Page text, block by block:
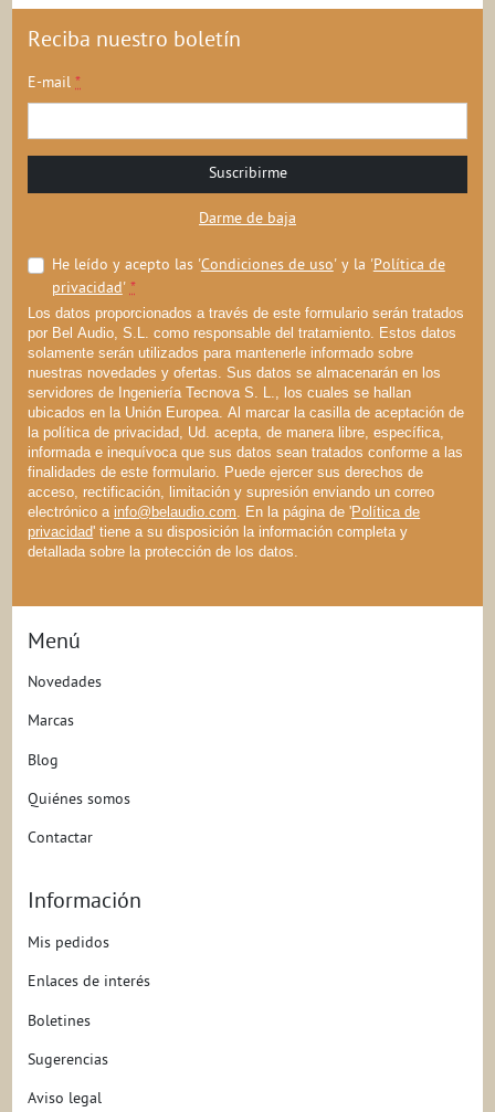
Reciba nuestro boletín
E-mail *
Suscribirme
Darme de baja
He leído y acepto las 'Condiciones de uso' y la 'Política de
privacidad'*
Los datos proporcionados a través de este formulario serán tratados
por Bel Audio, S.L. como responsable del tratamiento. Estos datos
solamente serán utilizados para mantenerle informado sobre
nuestras novedades y ofertas. Sus datos se almacenarán en los
servidores de Ingeniería Tecnova S. L., los cuales se hallan
ubicados en la Unión Europea. Al marcar la casilla de aceptación de
la política de privacidad, Ud. acepta, de manera libre, específica,
informada e inequívoca que sus datos sean tratados conforme a las
finalidades de este formulario. Puede ejercer sus derechos de
acceso, rectificación, limitación y supresión enviando un correo
electrónico a info@belaudio.com. En la página de 'Política de
privacidad' tiene a su disposición la información completa y
detallada sobre la protección de los datos.
Menú
Novedades
Marcas
Blog
Quiénes somos
Contactar
Información
Mis pedidos
Enlaces de interés
Boletines
Sugerencias
Aviso legal